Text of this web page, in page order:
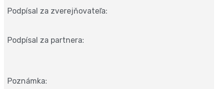
Podpísal za zverejňovateľa:
Podpísal za partnera:
Poznámka: